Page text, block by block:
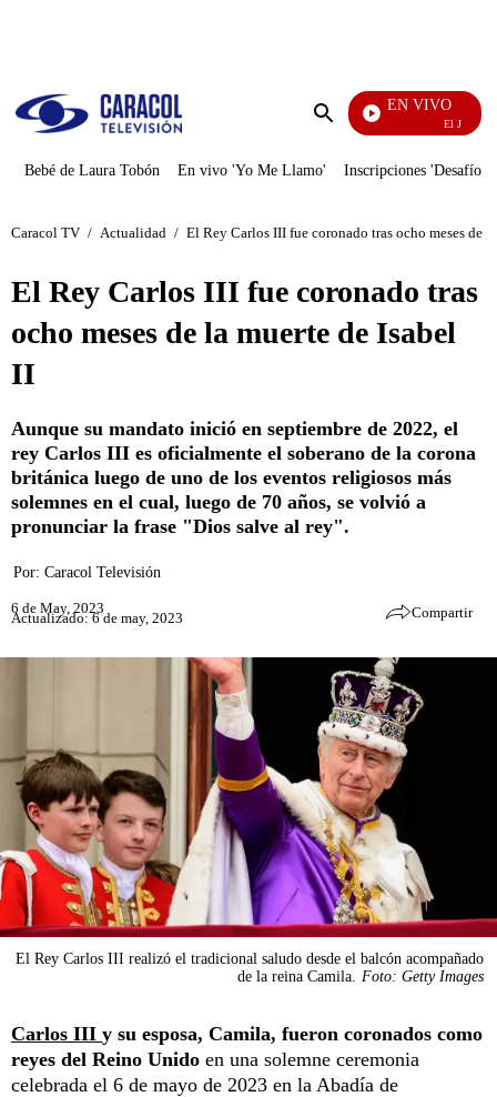
Enviar
EN VIVO
El Juego De Mi
Bebé de Laura Tobón En vivo 'Yo Me Llamo' Inscripciones 'Desafío'
Caracol TV / Actualidad / El Rey Carlos III fue coronado tras ocho meses de
El Rey Carlos III fue coronado tras
ocho meses de la muerte de Isabel
II
Aunque su mandato inició en septiembre de 2022, el
rey Carlos III es oficialmente el soberano de la corona
británica luego de uno de los eventos religiosos más
solemnes en el cual, luego de 70 años, se volvió a
pronunciar la frase "Dios salve al rey".
Por: Caracol Televisión
6 de May, 2023
Actualizado: 6 de may, 2023 Compartir
El Rey Carlos III realizó el tradicional saludo desde el balcón acompañado
de la reina Camila.
Foto: Getty Images
Carlos III y su esposa, Camila, fueron coronados como
reyes del Reino Unido en una solemne ceremonia
celebrada el 6 de mayo de 2023 en la Abadía de